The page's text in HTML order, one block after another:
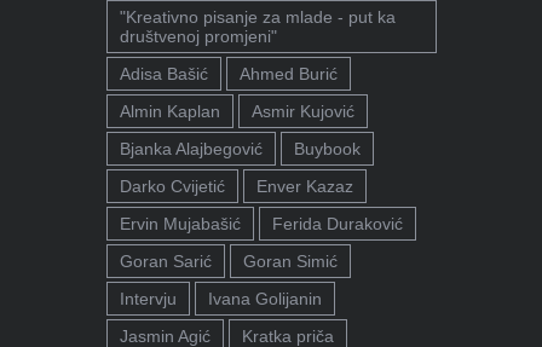
"Kreativno pisanje za mlade - put ka
društvenoj promjeni"
Adisa Bašić
Ahmed Burić
Almin Kaplan
Asmir Kujović
Bjanka Alajbegović
Buybook
Darko Cvijetić
Enver Kazaz
Ervin Mujabašić
Ferida Duraković
Goran Sarić
Goran Simić
Intervju
Ivana Golijanin
Jasmin Agić
Kratka priča